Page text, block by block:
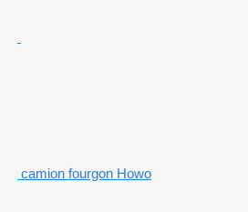
camion fourgon Howo